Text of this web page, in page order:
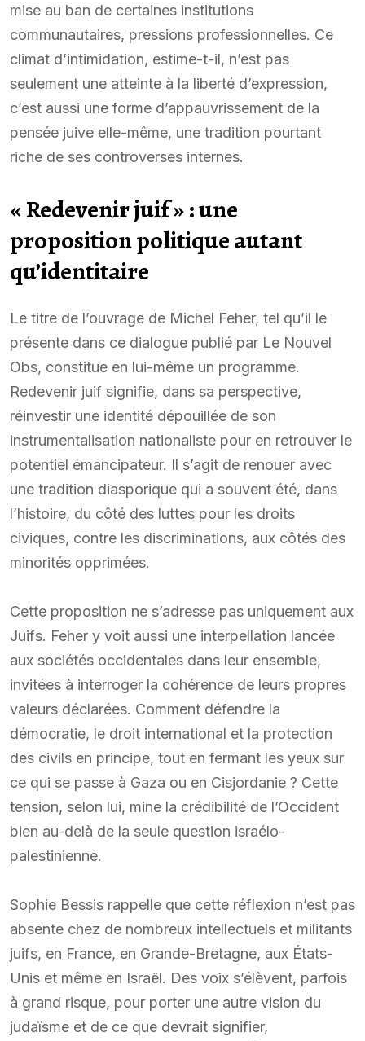
mise au ban de certaines institutions
communautaires, pressions professionnelles. Ce
climat d’intimidation, estime-t-il, n’est pas
seulement une atteinte à la liberté d’expression,
c’est aussi une forme d’appauvrissement de la
pensée juive elle-même, une tradition pourtant
riche de ses controverses internes.
« Redevenir juif » : une
proposition politique autant
qu’identitaire
Le titre de l’ouvrage de Michel Feher, tel qu’il le
présente dans ce dialogue publié par Le Nouvel
Obs, constitue en lui-même un programme.
Redevenir juif signifie, dans sa perspective,
réinvestir une identité dépouillée de son
instrumentalisation nationaliste pour en retrouver le
potentiel émancipateur. Il s’agit de renouer avec
une tradition diasporique qui a souvent été, dans
l’histoire, du côté des luttes pour les droits
civiques, contre les discriminations, aux côtés des
minorités opprimées.
Cette proposition ne s’adresse pas uniquement aux
Juifs. Feher y voit aussi une interpellation lancée
aux sociétés occidentales dans leur ensemble,
invitées à interroger la cohérence de leurs propres
valeurs déclarées. Comment défendre la
démocratie, le droit international et la protection
des civils en principe, tout en fermant les yeux sur
ce qui se passe à Gaza ou en Cisjordanie ? Cette
tension, selon lui, mine la crédibilité de l’Occident
bien au-delà de la seule question israélo-
palestinienne.
Sophie Bessis rappelle que cette réflexion n’est pas
absente chez de nombreux intellectuels et militants
juifs, en France, en Grande-Bretagne, aux États-
Unis et même en Israël. Des voix s’élèvent, parfois
à grand risque, pour porter une autre vision du
judaïsme et de ce que devrait signifier,